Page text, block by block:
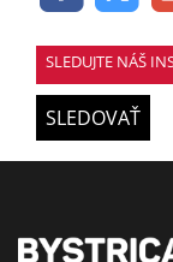
SLEDUJTE NÁŠ
SLEDOVAŤ